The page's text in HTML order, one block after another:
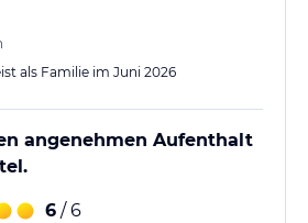
Urlaubstage bestens
Sport- und Freizeitmöglichkeiten für
Basketballkorb und
im Freien
als Familie im Juni 2026
angenehmen Aufenthalt
6 / 6